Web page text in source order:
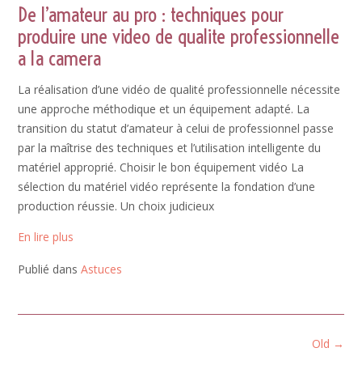
De l’amateur au pro : techniques pour
produire une video de qualite professionnelle
a la camera
La réalisation d’une vidéo de qualité professionnelle nécessite
une approche méthodique et un équipement adapté. La
transition du statut d’amateur à celui de professionnel passe
par la maîtrise des techniques et l’utilisation intelligente du
matériel approprié. Choisir le bon équipement vidéo La
sélection du matériel vidéo représente la fondation d’une
production réussie. Un choix judicieux
En lire plus
Publié dans Astuces
Old →